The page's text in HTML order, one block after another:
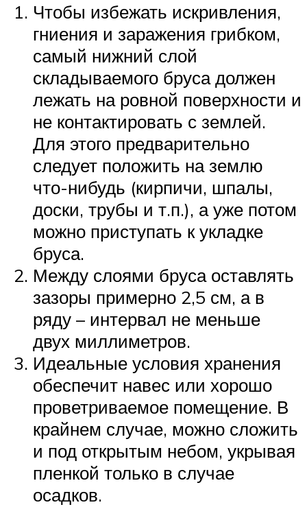
Чтобы избежать искривления,
гниения и заражения грибком,
самый нижний слой
складываемого бруса должен
лежать на ровной поверхности и
не контактировать с землей.
Для этого предварительно
следует положить на землю
что-нибудь (кирпичи, шпалы,
доски, трубы и т.п.), а уже потом
можно приступать к укладке
бруса.
Между слоями бруса оставлять
зазоры примерно 2,5 см, а в
ряду – интервал не меньше
двух миллиметров.
Идеальные условия хранения
обеспечит навес или хорошо
проветриваемое помещение. В
крайнем случае, можно сложить
и под открытым небом, укрывая
пленкой только в случае
осадков.